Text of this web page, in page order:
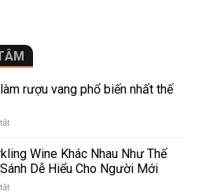
rượu vang phổ biến nhất thế
ở
giống
nho
trắng
làm
Wine Khác Nhau Như Thế
Dễ Hiểu Cho Người Mới
ở